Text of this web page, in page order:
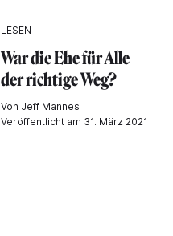
LESEN
War die Ehe für Alle
der richtige Weg?
Von Jeff Mannes
Veröffentlicht am 31. März 2021